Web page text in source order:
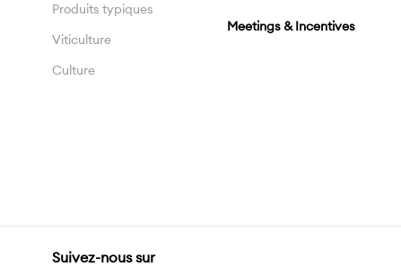
Produits typiques
Viticulture
Culture
Meetings & Incentives
Suivez-nous sur